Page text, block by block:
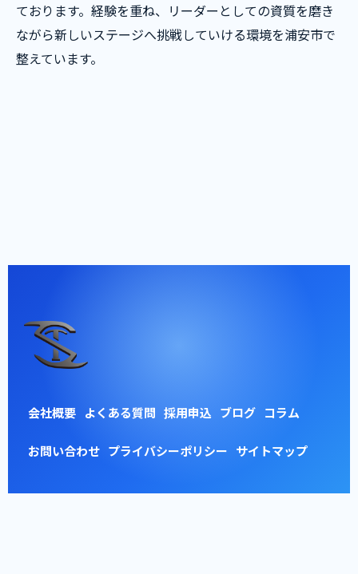
ております。経験を重ね、リーダーとしての資質を磨き
ながら新しいステージへ挑戦していける環境を浦安市で
整えています。
会社概要 よくある質問 採用申込 ブログ コラム
お問い合わせ プライバシーポリシー サイトマップ